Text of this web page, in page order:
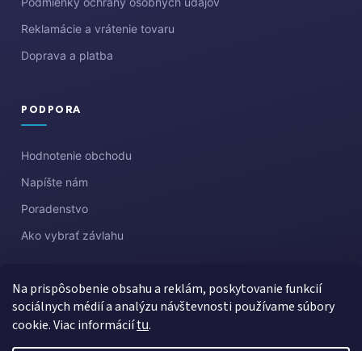
Na prispôsobenie obsahu a reklám, poskytovanie funkcií
sociálnych médií a analýzu návštevnosti používame súbory
cookie. Viac informáciítu.
Reklamácie a vrátenie tovaru
Doprava a platba
PODPORA
Hodnotenie obchodu
Napíšte nám
Poradenstvo
Ako vybrať závlahu